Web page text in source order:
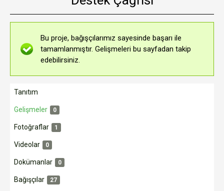
Bu proje, bağışçılarımız sayesinde başarı ile
tamamlanmıştır. Gelişmeleri bu sayfadan takip
edebilirsiniz.
Tanıtım
Gelişmeler 0
Fotoğraflar 1
Videolar 0
Dokümanlar 0
Bağışçılar 27